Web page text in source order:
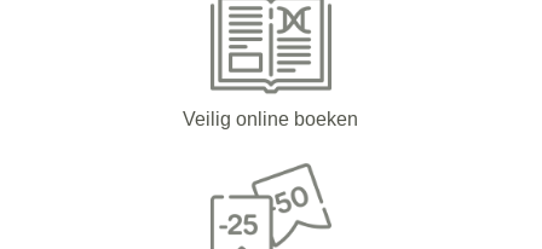
Veilig online boeken